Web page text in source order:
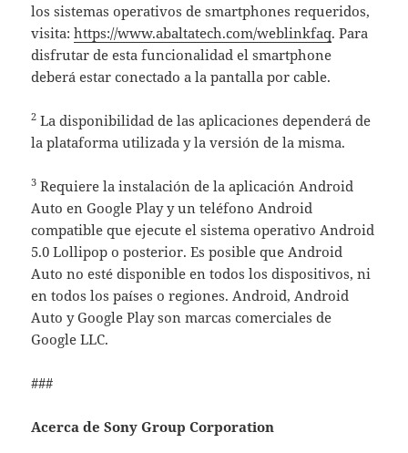
los sistemas operativos de smartphones requeridos,
visita:https://www.abaltatech.com/weblinkfaq. Para
disfrutar de esta funcionalidad el smartphone
deberá estar conectado a la pantalla por cable.
2 La disponibilidad de las aplicaciones dependerá de
la plataforma utilizada y la versión de la misma.
3 Requiere la instalación de la aplicación Android
Auto en Google Play y un teléfono Android
compatible que ejecute el sistema operativo Android
5.0 Lollipop o posterior. Es posible que Android
Auto no esté disponible en todos los dispositivos, ni
en todos los países o regiones. Android, Android
Auto y Google Play son marcas comerciales de
Google LLC.
###
Acerca de Sony Group Corporation